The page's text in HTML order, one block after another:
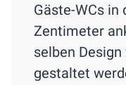
Gäste-WCs in
Zentimeter
selben
gestaltet